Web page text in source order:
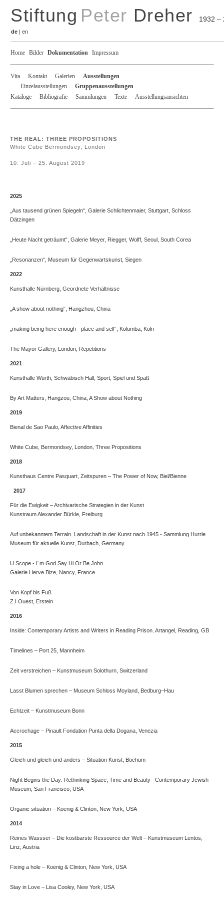
Stiftung Peter Dreher 1932 –
de | en
Home Bilder Dokumentation Impressum
Vita Kontakt Galerien
Ausstellungen
Einzelausstellungen
Gruppenausstellungen
Kataloge
Bibliografie Sammlungen Texte Ausstellungsansichten
THE REAL: THREE PROPOSITIONS
White Cube Bermondsey, London
10. Juli – 25. August 2019
2025
„Aus tausend grünen Spiegeln“, Galerie Schlichtenmaier, Stuttgart, Schloss
Dätzingen
„Heute Nacht geträumt“, Galerie Meyer, Riegger, Wolff, Seoul, South Corea
„Resonanzen“, Museum für Gegenwartskunst, Siegen
2022
Kunsthalle Nürnberg, Geordnete Verhältnisse
„A show about nothing“, Hangzhou, China
„making being here enough - place and self“, Kolumba, Köln
The Mayor Gallery, London, Repetitions
2021
Kunsthalle Würth, Schwäbisch Hall, Sport, Spiel und Spaß
By Art Matters, Hangzou, China, A Show about Nothing
2019
Bienal de Sao Paulo, Affective Affinities
White Cube, Bermondsey, London, Three Propositions
2018
Kunsthaus Centre Pasquart, Zeitspuren – The Power of Now, Biel/Bienne
2017
Für die Ewigkeit – Archivarische Strategien in der Kunst
Kunstraum Alexander Bürkle, Freiburg
Auf unbekanntem Terrain. Landschaft in der Kunst nach 1945 - Sammlung Hurrle
Museum für aktuelle Kunst, Durbach, Germany
U Scope - I´m God Say Hi Or Be John
Galerie Herve Bize, Nancy, France
Von Kopf bis Fuß
Z.I Ouest, Erstein
2016
Inside: Contemporary Artists and Writers in Reading Prison. Artangel, Reading, GB
Timelines – Port 25, Mannheim
Zeit verstreichen – Kunstmuseum Solothurn, Switzerland
Lasst Blumen sprechen – Museum Schloss Moyland, Bedburg–Hau
Echtzeit – Kunstmuseum Bonn
Accrochage – Pinault Fondation Punta della Dogana, Venezia
2015
Gleich und gleich und anders – Situation Kunst, Bochum
Night Begins the Day: Rethinking Space, Time and Beauty –Contemporary Jewish
Museum, San Francisco, USA
Organic situation – Koenig & Clinton, New York, USA
2014
Reines Wassser – Die kostbarste Ressource der Welt – Kunstmuseum Lentos,
Linz, Austria
Fixing a hole – Koenig & Clinton, New York, USA
Stay in Love – Lisa Cooley, New York, USA